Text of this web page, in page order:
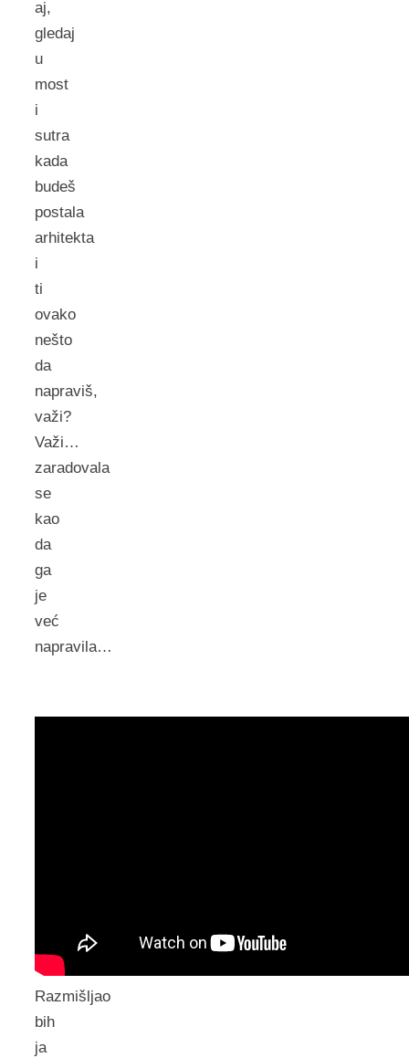
aj,
gledaj
u
most
i
sutra
kada
budeš
postala
arhitekta
i
ti
ovako
nešto
da
napraviš,
važi?
Važi…
zaradovala
se
kao
da
ga
je
već
napravila…
Razmišljao
bih
ja